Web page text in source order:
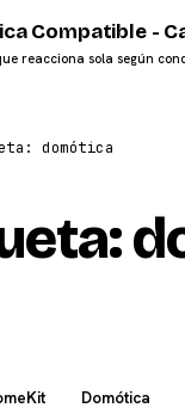
Compatible -
reacciona sola según
domótica
Domótica